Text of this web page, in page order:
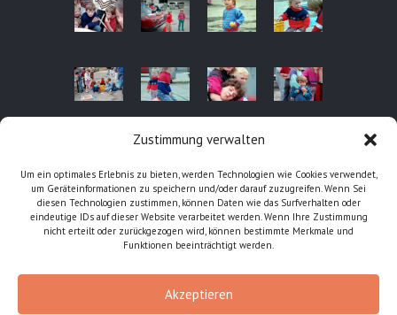
Zustimmung verwalten
Um ein optimales Erlebnis zu bieten, werden Technologien wie Cookies verwendet,
um Geräteinformationen zu speichern und/oder darauf zuzugreifen. Wenn Sei
diesen Technologien zustimmen, können Daten wie das Surfverhalten oder
eindeutige IDs auf dieser Website verarbeitet werden. Wenn Ihre Zustimmung
nicht erteilt oder zurückgezogen wird, können bestimmte Merkmale und
Funktionen beeinträchtigt werden.
Akzeptieren